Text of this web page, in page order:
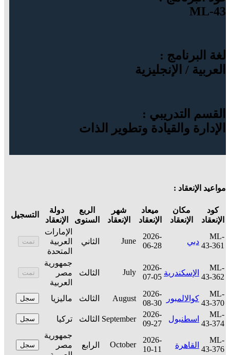
ML-43
لغة البرنامج :
العربية / الإنجليزية
القسم التدريبي :
الإدارة والقيادة وتطوير الذات
مواعيد الإنعقاد :
كود
الإنعقاد
مكان
الإنعقاد
ميعاد
الإنعقاد
شهر
الإنعقاد
الربع
السنوى
دولة
الإنعقاد
التسجيل
ML-
43-361 دبي
2026-
06-28
June الثاني
الإمارات
العربية
المتحدة
تمت
ML-
43-362 الإسكندرية
2026-
07-05
July الثالث
جمهورية
مصر
العربية
تمت
ML-
43-370
كوالالمبور
2026-
08-30
August الثالث ماليزيا سجل
ML-
43-374
اسطنبول
2026-
09-27
September الثالث تركيا سجل
ML-
43-376 القاهرة
2026-
10-11
October الرابع
جمهورية
مصر
سجل